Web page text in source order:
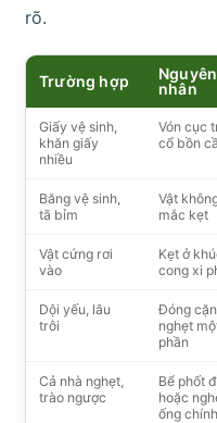
rõ.
Trường hợp
Nguyên
nhân
Giấy vệ sinh,
khăn giấy
nhiều
Vón cục
cổ bồn
Băng vệ sinh,
tã bỉm
Vật
mắc kẹt
Vật cứng rơi
vào
Kẹt ở
cong xi
Dội yếu, lâu
trôi
Đóng cặn,
nghẹt
phần
Cả nhà nghẹt,
trào ngược
Bể phốt
hoặc
ống chính